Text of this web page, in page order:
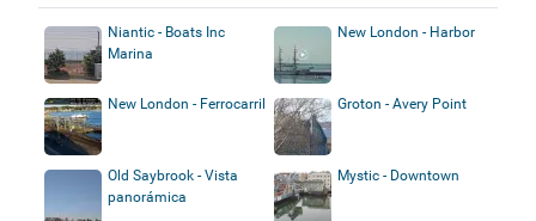
Niantic - Boats Inc
Marina
New London - Harbor
New London - Ferrocarril Groton - Avery Point
Old Saybrook - Vista
panorámica
Mystic - Downtown